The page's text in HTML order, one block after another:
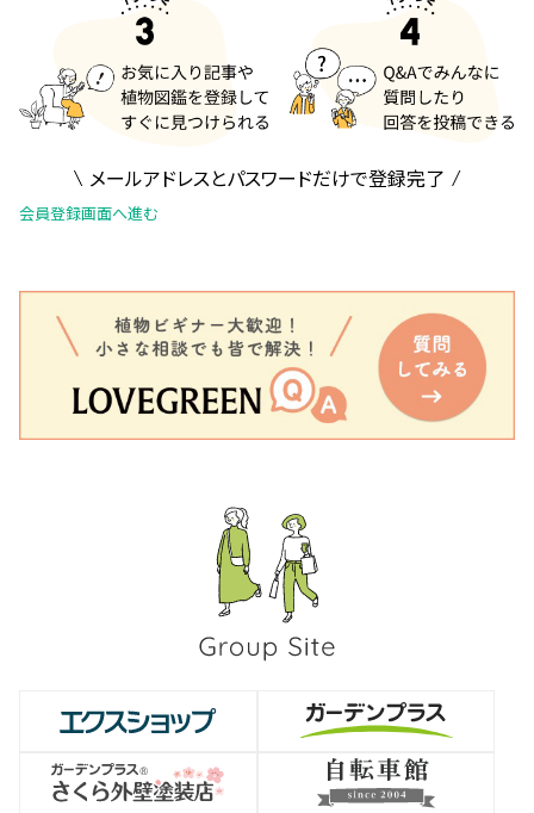
メールアドレスとパスワードだけで登録完了
会員登録画面へ進む